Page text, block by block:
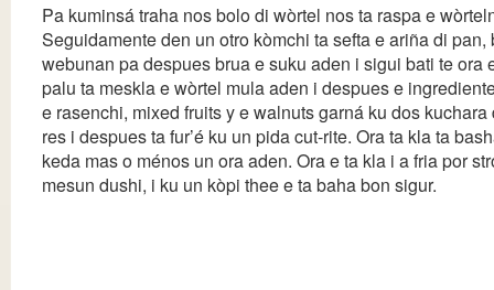
Pa kuminsá traha nos bolo di wòrtel nos ta raspa e
Seguidamente den un otro kòmchi ta sefta e ariña di
webunan pa despues brua e suku aden i sigui bati te
palu ta meskla e wòrtel mula aden i despues e
e rasenchi, mixed fruits y e walnuts garná ku dos
res i despues ta fur’é ku un pida cut-rite. Ora ta kla ta
keda mas o ménos un ora aden. Ora e ta kla i a fria por
mesun dushi, i ku un kòpi thee e ta baha bon sigur.